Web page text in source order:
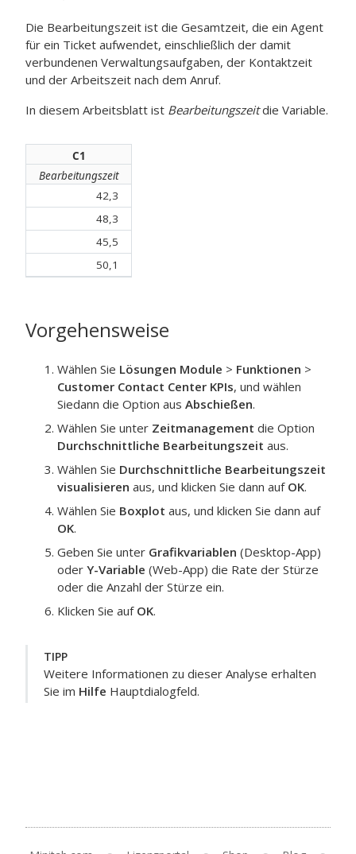
Die Bearbeitungszeit ist die Gesamtzeit, die ein Agent
für ein Ticket aufwendet, einschließlich der damit
verbundenen Verwaltungsaufgaben, der Kontaktzeit
und der Arbeitszeit nach dem Anruf.
In diesem Arbeitsblatt ist Bearbeitungszeitdie Variable.
C1
Bearbeitungszeit
42,3
48,3
45,5
50,1
Vorgehensweise
Wählen Sie Lösungen Module > Funktionen >
Customer Contact Center KPIs, und wählen
Siedann die Option aus Abschießen.
Wählen Sie unter Zeitmanagement die Option
Durchschnittliche Bearbeitungszeit aus.
Wählen Sie Durchschnittliche Bearbeitungszeit
visualisieren aus, und klicken Sie dann auf OK.
Wählen Sie Boxplot aus, und klicken Sie dann auf
OK.
Geben Sie unter Grafikvariablen (Desktop-App)
oder Y-Variable (Web-App) die Rate der Stürze
oder die Anzahl der Stürze ein.
Klicken Sie auf OK.
TIPP
Weitere Informationen zu dieser Analyse erhalten
Sie im Hilfe Hauptdialogfeld.